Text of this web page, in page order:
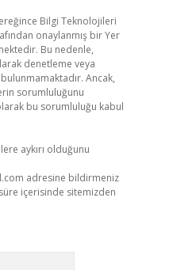
Bilgi Teknolojileri
onaylanmış bir Yer
Bu nedenle,
denetleme veya
Ancak,
sorumluluğunu
bu sorumluluğu kabul
aykırı olduğunu
adresine bildirmeniz
içerisinde sitemizden